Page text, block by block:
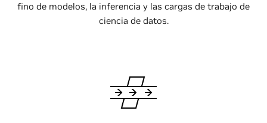
fino de modelos, la inferencia y las cargas de trabajo de
ciencia de datos.